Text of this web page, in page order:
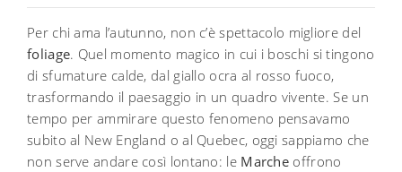
Per chi ama l’autunno, non c’è spettacolo migliore del
foliage. Quel momento magico in cui i boschi si tingono
di sfumature calde, dal giallo ocra al rosso fuoco,
trasformando il paesaggio in un quadro vivente. Se un
tempo per ammirare questo fenomeno pensavamo
subito al New England o al Quebec, oggi sappiamo che
non serve andare così lontano: le Marche offrono